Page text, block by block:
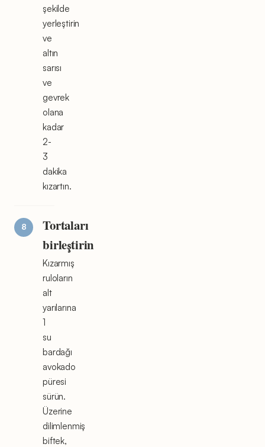
şekilde
yerleştirin
ve
altın
sarısı
ve
gevrek
olana
kadar
2-
3
dakika
kızartın.
Tortaları
birleştirin
Kızarmış
ruloların
alt
yarılarına
1
su
bardağı
avokado
püresi
sürün.
Üzerine
dilimlenmiş
biftek,